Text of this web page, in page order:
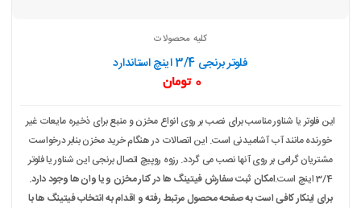
کلیه محصولات
فلوتر برنجی 3/4 اینچ استاندارد
0 تومان
این فلوتر یا شناور مناسب برای نصب بر روی انواع مخزن و منبع برای ذخیره مایعات غیر
خورنده مانند آب آشامیدنی است. این اتصالات در هنگام خرید مخزن بنابر درخواست
مشتریان گرامی بر روی آنها نصب می گردد. رزوه روپیچ اتصال برنجی این شناور یا فلوتر
3/4 اینچ است.
امکان ثبت سفارش فیتینگ ها در کنار مخزن و یا وان ها وجود دارد.
برای اینکار کافی است به صفحه محصول مرتبط رفته و اقدام به انتخاب فیتینگ ها با